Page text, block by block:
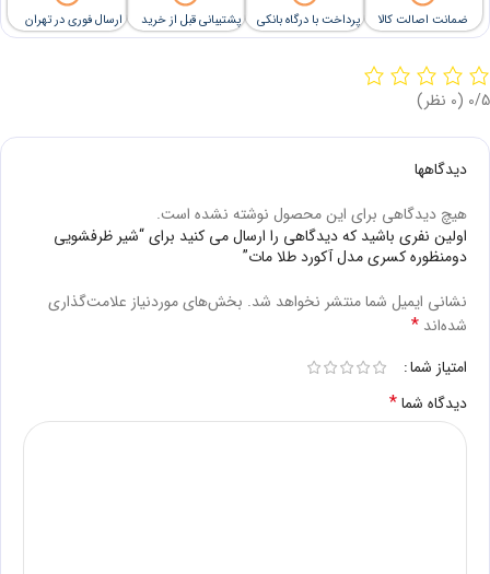
ضمانت اصالت کالا پرداخت با درگاه بانکی پشتیبانی قبل از خرید ارسال فوری در تهران
‫0/5 ‫(0 نظر)
دیدگاهها
هیچ دیدگاهی برای این محصول نوشته نشده است.
اولین نفری باشید که دیدگاهی را ارسال می کنید برای “شیر ظرفشویی
دومنظوره کسری مدل آکورد طلا مات”
نشانی ایمیل شما منتشر نخواهد شد. بخش‌های موردنیاز علامت‌گذاری
شده‌اند *
امتیاز شما
دیدگاه شما*